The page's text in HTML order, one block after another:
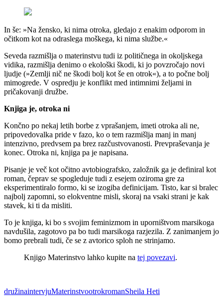
In še: »Na žensko, ki nima otroka, gledajo z enakim odporom in
očitkom kot na odraslega moškega, ki nima službe.«
Seveda razmišlja o materinstvu tudi iz političnega in okoljskega
vidika, razmišlja denimo o ekološki škodi, ki jo povzročajo novi
ljudje (»Zemlji nič ne škodi bolj kot še en otrok«), a to počne bolj
mimogrede. V ospredju je konflikt med intimnimi željami in
pričakovanji družbe.
Knjiga je, otroka ni
Končno po nekaj letih borbe z vprašanjem, imeti otroka ali ne,
pripovedovalka pride v fazo, ko o tem razmišlja manj in manj
intenzivno, predvsem pa brez razčustvovanosti. Prevpraševanja je
konec. Otroka ni, knjiga pa je napisana.
Pisanje je več kot očitno avtobiografsko, založnik ga je definiral kot
roman, čeprav se spogleduje tudi z esejem oziroma gre za
eksperimentiralo formo, ki se izogiba definicijam. Tisto, kar si bralec
najbolj zapomni, so elokventne misli, skoraj na vsaki strani je kak
stavek, ki ti da misliti.
To je knjiga, ki bo s svojim feminizmom in uporništvom marsikoga
navdušila, zagotovo pa bo tudi marsikoga razjezila. Z zanimanjem jo
bomo prebrali tudi, če se z avtorico sploh ne strinjamo.
Knjigo Materinstvo lahko kupite na tej povezavi.
družinaintervjuMaterinstvootrokromanSheila Heti